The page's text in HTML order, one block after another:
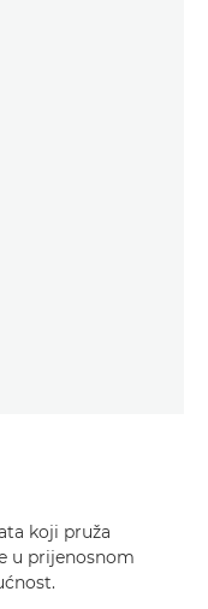
koji pruža
u prijenosnom